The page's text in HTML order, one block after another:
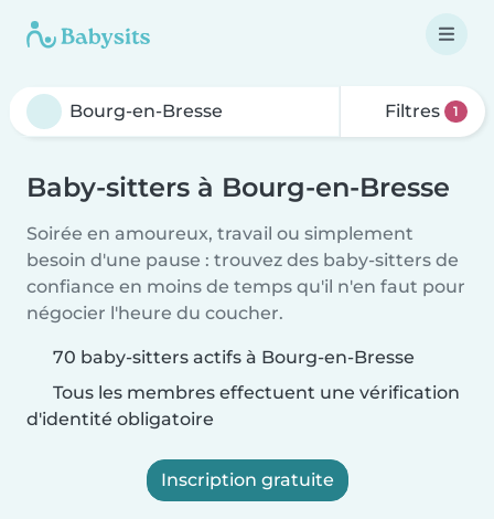
Filtres 1
Baby-sitters à Bourg-en-Bresse
Soirée en amoureux, travail ou simplement
besoin d'une pause : trouvez des baby-sitters de
confiance en moins de temps qu'il n'en faut pour
négocier l'heure du coucher.
70 baby-sitters actifs à Bourg-en-Bresse
Tous les membres effectuent une vérification
d'identité obligatoire
Inscription gratuite